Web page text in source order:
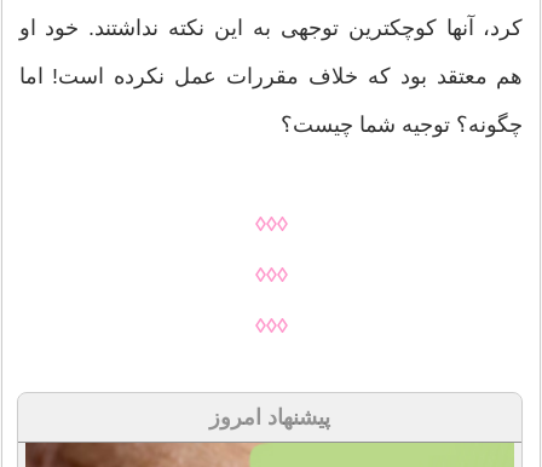
کرد، آنها کوچکترین توجهی به این نکته نداشتند. خود او
هم معتقد بود که خلاف مقررات عمل نکرده است! اما
چگونه؟ توجیه شما چیست؟
◊◊◊
◊◊◊
◊◊◊
پیشنهاد امروز